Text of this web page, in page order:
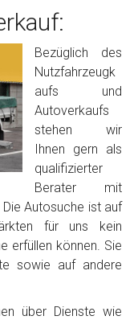
Bezüglich des
Nutzfahrzeugk
aufs und
Autoverkaufs
stehen wir
Ihnen gern als
qualifizierter
Berater mit
Die Autosuche ist auf
für uns kein
erfüllen können. Sie
sowie auf andere
über Dienste wie